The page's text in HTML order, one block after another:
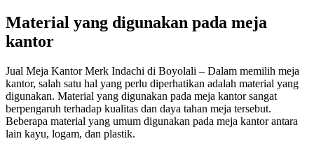
Material yang digunakan pada meja
kantor
Jual Meja Kantor Merk Indachi di Boyolali – Dalam memilih meja
kantor, salah satu hal yang perlu diperhatikan adalah material yang
digunakan. Material yang digunakan pada meja kantor sangat
berpengaruh terhadap kualitas dan daya tahan meja tersebut.
Beberapa material yang umum digunakan pada meja kantor antara
lain kayu, logam, dan plastik.